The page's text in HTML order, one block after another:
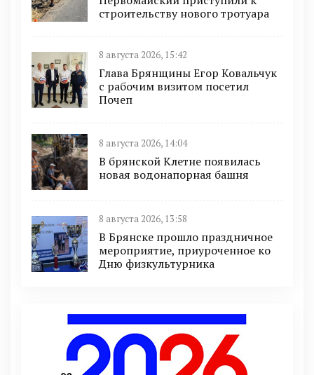
строительству нового тротуара
8 августа 2026, 15:42
Глава Брянщины Егор Ковальчук
с рабочим визитом посетил
Почеп
8 августа 2026, 14:04
В брянской Клетне появилась
новая водонапорная башня
8 августа 2026, 13:58
В Брянске прошло праздничное
мероприятие, приуроченное ко
Дню физкультурника